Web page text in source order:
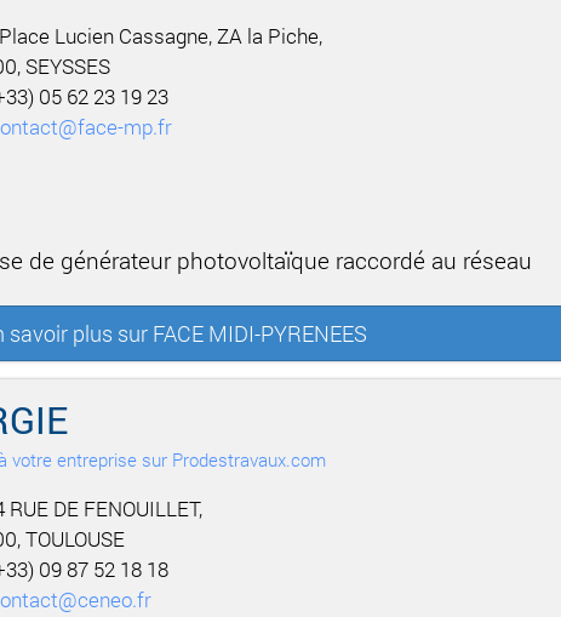
Lucien Cassagne, ZA la Piche,
SEYSSES
05 62 23 19 23
mp.fr
de générateur photovoltaïque raccordé au réseau
savoir plus sur FACE MIDI-PYRENEES
votre entreprise sur Prodestravaux.com
RUE DE FENOUILLET,
TOULOUSE
09 87 52 18 18